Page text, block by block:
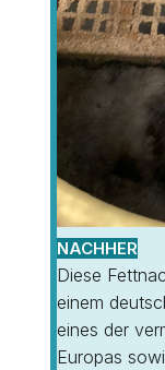
NACHHER
Diese
einem
eines der
Europas